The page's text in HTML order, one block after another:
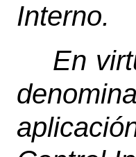
Interno.
En